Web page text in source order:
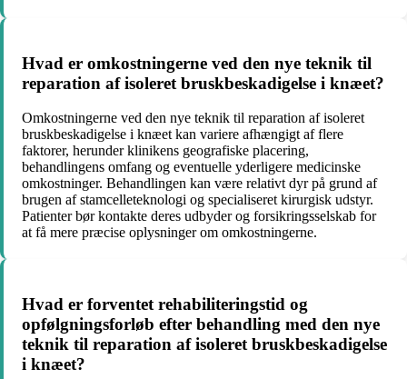
Hvad er omkostningerne ved den nye teknik til
reparation af isoleret bruskbeskadigelse i knæet?
Omkostningerne ved den nye teknik til reparation af isoleret
bruskbeskadigelse i knæet kan variere afhængigt af flere
faktorer, herunder klinikens geografiske placering,
behandlingens omfang og eventuelle yderligere medicinske
omkostninger. Behandlingen kan være relativt dyr på grund af
brugen af stamcelleteknologi og specialiseret kirurgisk udstyr.
Patienter bør kontakte deres udbyder og forsikringsselskab for
at få mere præcise oplysninger om omkostningerne.
Hvad er forventet rehabiliteringstid og
opfølgningsforløb efter behandling med den nye
teknik til reparation af isoleret bruskbeskadigelse
i knæet?